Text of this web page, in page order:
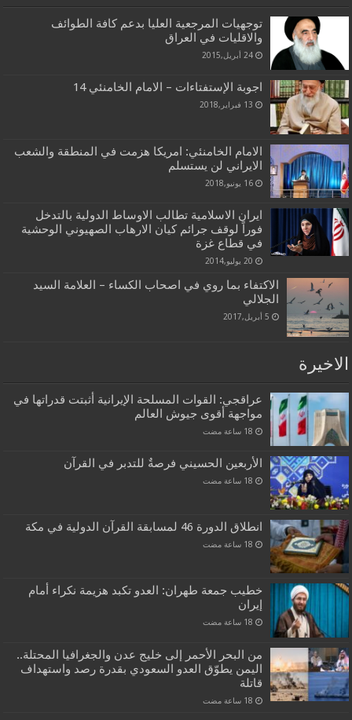
توجهيات المرجعية العليا بدعم كافة الطوائف
والاقليات في العراق
24 أبريل,2015
اجوبة الإستفتاءات – الامام الخامنئي 14
13 فبراير,2018
الامام الخامنئي: امريكا هزمت في المنطقة والشعب
الايراني لن يستسلم
16 يونيو,2018
ايران الاسلامية تطالب الاوساط الدولية بالتدخل
فوراً لوقف جرائم كيان الارهاب الصهيوني الوحشية
في قطاع غزة
20 يوليو,2014
الاكتفاء بما روي في اصحاب الكساء – العلامة السيد
الجلالي
5 أبريل,2017
الاخيرة
عراقجي: القوات المسلحة الإيرانية أثبتت قدراتها في
مواجهة أقوى جيوش العالم
الأربعين الحسيني فرصةٌ للتدبر في القرآن
انطلاق الدورة 46 لمسابقة القرآن الدولية في مكة
خطيب جمعة طهران: العدو تكبد هزيمة نكراء أمام
إيران
من البحر الأحمر إلى خليج عدن والجغرافيا المحتلة..
اليمن يطوّق العدو السعودي بقدرة رصد واستهداف
قاتلة